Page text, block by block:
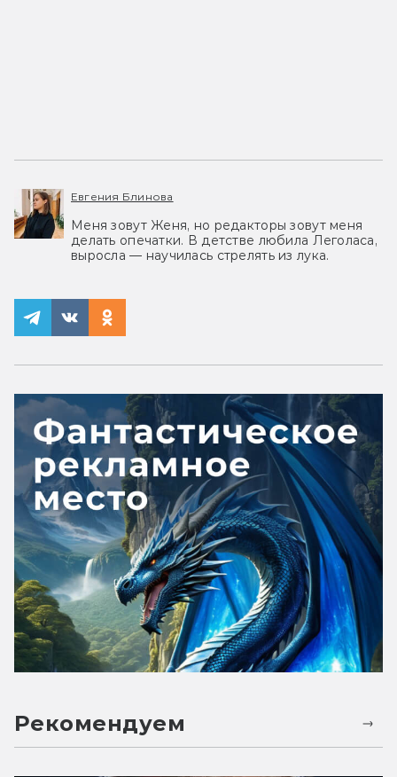
Евгения Блинова
Меня зовут Женя, но редакторы зовут меня
делать опечатки. В детстве любила Леголаса,
выросла — научилась стрелять из лука.
Рекомендуем